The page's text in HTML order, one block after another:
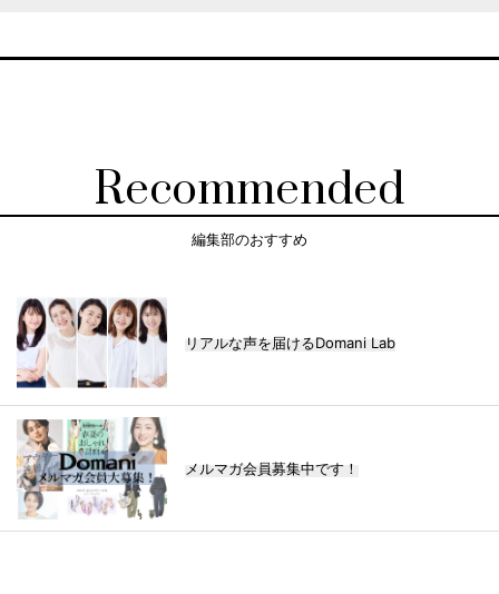
Recommended
編集部のおすすめ
リアルな声を届けるDomani Lab
メルマガ会員募集中です！